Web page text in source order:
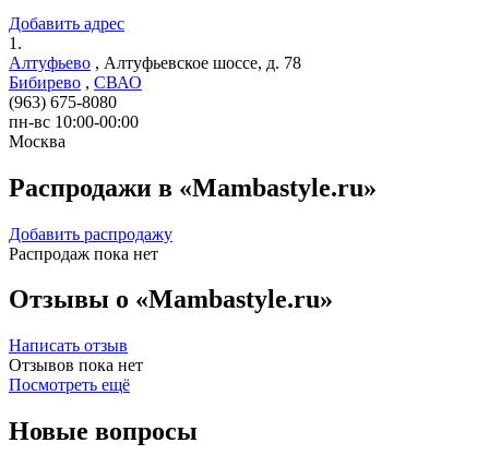
Добавить адрес
1.
Алтуфьево , Алтуфьевское шоссе, д. 78
Бибирево , СВАО
(963) 675-8080
пн-вс 10:00-00:00
Москва
Распродажи в «Mambastyle.ru»
Добавить распродажу
Распродаж пока нет
Отзывы о «Mambastyle.ru»
Написать отзыв
Отзывов пока нет
Посмотреть ещё
Новые вопросы